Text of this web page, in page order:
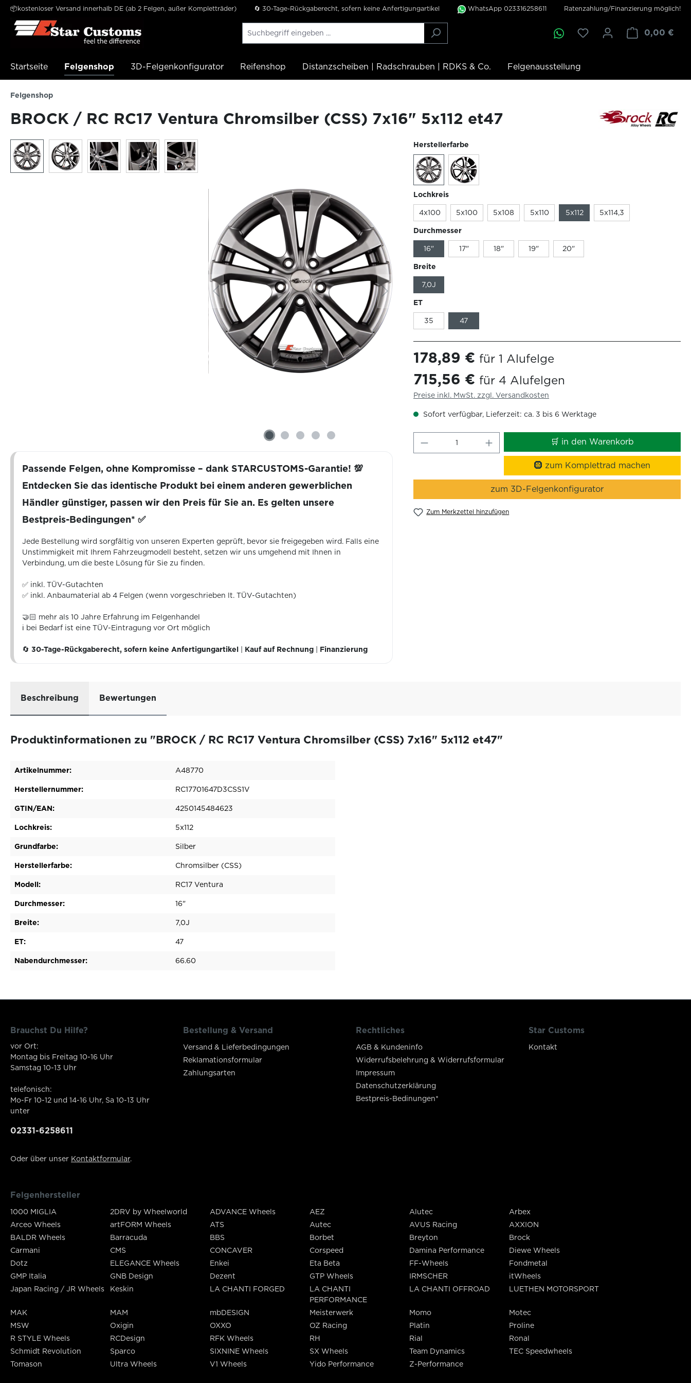
springen Zur Hauptnavigation springen
📦kostenloser Versand innerhalb DE (ab 2 Felgen, außer Kompletträder) 🔄 30-Tage-Rückgaberecht, sofern keine Anfertigungartikel WhatsApp 023316258611 Ratenzahlung/Finanzierung möglich!
0,00 €
Startseite Felgenshop 3D-Felgenkonfigurator Reifenshop Distanzscheiben | Radschrauben | RDKS & Co. Felgenausstellung
Felgenshop
BROCK / RC RC17 Ventura Chromsilber (CSS) 7x16" 5x112 et47
Passende Felgen, ohne Kompromisse – dank STARCUSTOMS-Garantie! 💯
Entdecken Sie das identische Produkt bei einem anderen gewerblichen
Händler günstiger, passen wir den Preis für Sie an. Es gelten unsere
Bestpreis-Bedingungen* ✅
Jede Bestellung wird sorgfältig von unseren Experten geprüft, bevor sie freigegeben wird. Falls eine
Unstimmigkeit mit Ihrem Fahrzeugmodell besteht, setzen wir uns umgehend mit Ihnen in
Verbindung, um die beste Lösung für Sie zu finden.
✅ inkl. TÜV-Gutachten
✅ inkl. Anbaumaterial ab 4 Felgen (wenn vorgeschrieben lt. TÜV-Gutachten)
🤝🏻 mehr als 10 Jahre Erfahrung im Felgenhandel
ℹ️ bei Bedarf ist eine TÜV-Eintragung vor Ort möglich
🔄30-Tage-Rückgaberecht, sofern keine Anfertigungartikel Kauf auf Rechnung Finanzierung
Herstellerfarbe
Lochkreis
4x100 5x100 5x108 5x110 5x112 5x114,3
Durchmesser
16" 17" 18" 19" 20"
Breite
7,0J
ET
35 47
178,89 € für 1 Alufelge
715,56 € für 4 Alufelgen
Preise inkl. MwSt. zzgl. Versandkosten
Sofort verfügbar, Lieferzeit: ca. 3 bis 6 Werktage
Produkt Anzahl: Gib den gewünschten
🛒 in den Warenkorb
🛞 zum Komplettrad machen
zum 3D-Felgenkonfigurator
Zum Merkzettel hinzufügen
Beschreibung Bewertungen
Produktinformationen zu "BROCK / RC RC17 Ventura Chromsilber (CSS) 7x16" 5x112 et47"
Artikelnummer: A48770
Herstellernummer: RC17701647D3CSS1V
GTIN/EAN: 4250145484623
Lochkreis: 5x112
Grundfarbe: Silber
Herstellerfarbe: Chromsilber (CSS)
Modell: RC17 Ventura
Durchmesser: 16"
Breite: 7,0J
ET: 47
Nabendurchmesser: 66.60
Brauchst Du Hilfe?
vor Ort:
Montag bis Freitag 10-16 Uhr
Samstag 10-13 Uhr
telefonisch:
Mo-Fr 10-12 und 14-16 Uhr, Sa 10-13 Uhr
unter
02331-6258611
Oder über unser Kontaktformular.
Bestellung & Versand
Versand & Lieferbedingungen
Reklamationsformular
Zahlungsarten
Rechtliches
AGB & Kundeninfo
Widerrufsbelehrung & Widerrufsformular
Impressum
Datenschutzerklärung
Bestpreis-Bedinungen*
Star Customs
Kontakt
Felgenhersteller
1000 MIGLIA 2DRV by Wheelworld ADVANCE Wheels AEZ Alutec
Arbex
Arceo Wheels
artFORM Wheels ATS Autec AVUS Racing
AXXION
BALDR Wheels
Barracuda BBS Borbet Breyton
Brock
Carmani
CMS CONCAVER Corspeed Damina Performance
Diewe Wheels
Dotz
ELEGANCE Wheels Enkei Eta Beta FF-Wheels
Fondmetal
GMP Italia
GNB Design Dezent GTP Wheels IRMSCHER
itWheels
Japan Racing / JR Wheels
Keskin LA CHANTI FORGED
LA CHANTI
PERFORMANCE
LA CHANTI OFFROAD LUETHEN MOTORSPORT
MAK MAM mbDESIGN Meisterwerk Momo
Motec
MSW
Oxigin OXXO OZ Racing Platin
Proline
R STYLE Wheels
RCDesign RFK Wheels RH Rial
Ronal
Schmidt Revolution
Sparco SIXNINE Wheels SX Wheels Team Dynamics
TEC Speedwheels
Tomason
Ultra Wheels V1 Wheels Yido Performance Z-Performance